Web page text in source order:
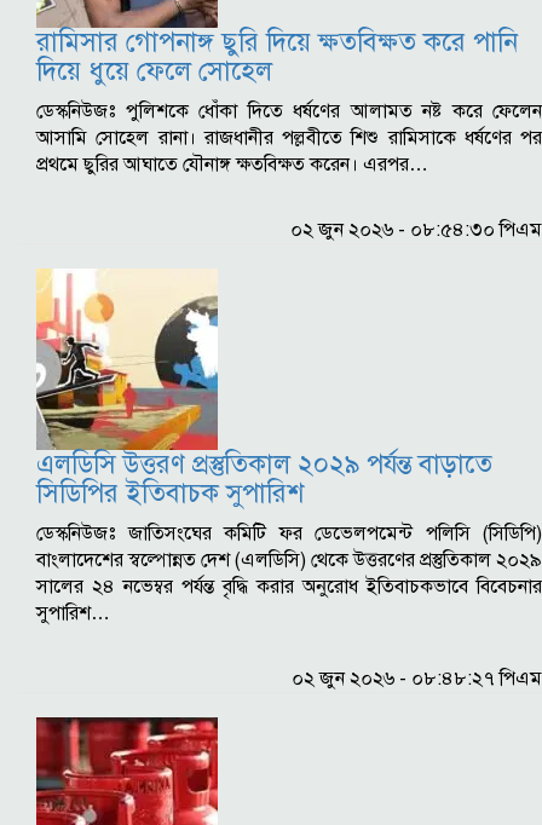
রামিসার গোপনাঙ্গ ছুরি দিয়ে ক্ষতবিক্ষত করে পানি
দিয়ে ধুয়ে ফেলে সোহেল
ডেস্কনিউজঃ পুলিশকে ধোঁকা দিতে ধর্ষণের আলামত নষ্ট করে ফেলেন
আসামি সোহেল রানা। রাজধানীর পল্লবীতে শিশু রামিসাকে ধর্ষণের পর
প্রথমে ছুরির আঘাতে যৌনাঙ্গ ক্ষতবিক্ষত করেন। এরপর…
০২ জুন ২০২৬ - ০৮:৫৪:৩০ পিএম
এলডিসি উত্তরণ প্রস্তুতিকাল ২০২৯ পর্যন্ত বাড়াতে
সিডিপির ইতিবাচক সুপারিশ
ডেস্কনিউজঃ জাতিসংঘের কমিটি ফর ডেভেলপমেন্ট পলিসি (সিডিপি)
বাংলাদেশের স্বল্পোন্নত দেশ (এলডিসি) থেকে উত্তরণের প্রস্তুতিকাল ২০২৯
সালের ২৪ নভেম্বর পর্যন্ত বৃদ্ধি করার অনুরোধ ইতিবাচকভাবে বিবেচনার
সুপারিশ…
০২ জুন ২০২৬ - ০৮:৪৮:২৭ পিএম